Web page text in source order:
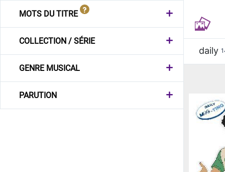
MOTS DU TITRE
COLLECTION / SÉRIE
GENRE MUSICAL
PARUTION
daily